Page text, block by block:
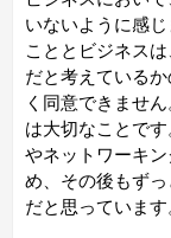
いないように感
こととビジネス
だと考えている
く同意できませ
は大切なことで
やネットワーキン
め、その後もず
だと思っています